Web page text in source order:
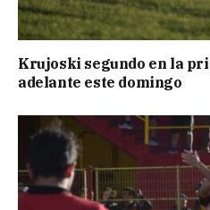
Krujoski segundo en la
adelante este domingo